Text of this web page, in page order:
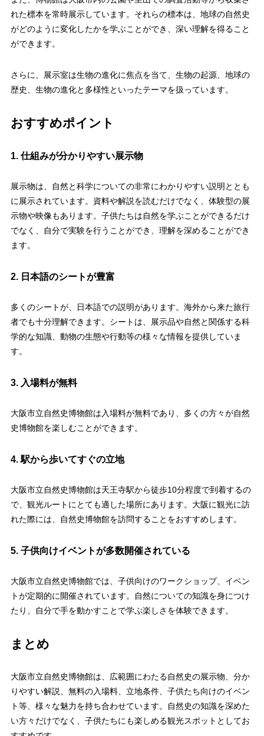
れた標本を常時展示しています。それらの標本は、地球の自然史
がどのように変化したかを学ぶことができ、深い理解を得ること
ができます。
さらに、展示室は生物の進化に焦点を当て、生物の起源、地球の
歴史、生物の進化と多様性といったテーマを扱っています。
おすすめポイント
1. 仕組みが分かりやすい展示物
展示物は、自然と科学についての非常にわかりやすい説明ととも
に展示されています。資料や解説を読むだけでなく、体験型の展
示物や映像もあります。子供たちは自然を学ぶことができるだけ
でなく、自分で実験を行うことができ、理解を深めることができ
ます。
2. 日本語のシートが豊富
多くのシートが、日本語での説明があります。海外から来た旅行
者でも十分理解できます。シートは、展示品や自然と関係する科
学的な知識、動物の生態や行動等の様々な情報を提供していま
す。
3. 入場料が無料
大阪市立自然史博物館は入場料が無料であり、多くの方々が自然
史博物館を楽しむことができます。
4. 駅から歩いてすぐの立地
大阪市立自然史博物館は天王寺駅から徒歩10分程度で到着するの
で、観光ルートにとても適した場所にあります。大阪に観光に訪
れた際には、自然史博物館を訪問することをおすすめします。
5. 子供向けイベントが多数開催されている
大阪市立自然史博物館では、子供向けのワークショップ、イベン
トが定期的に開催されています。自然についての知識を身につけ
たり、自分で手を動かすことで学ぶ楽しさを体験できます。
まとめ
大阪市立自然史博物館は、広範囲にわたる自然史の展示物、分か
りやすい解説、無料の入場料、立地条件、子供たち向けのイベン
ト等、様々な魅力を持ち合わせています。自然史の知識を深めた
い方々だけでなく、子供たちにも楽しめる観光スポットとしてお